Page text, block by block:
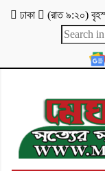
ঢাকা (রাত ৯:২০)